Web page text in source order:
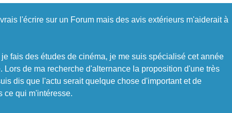
l'écrire sur un Forum mais des avis extérieurs m'aiderait à
fais des études de cinéma, je me suis spécialisé cet année
de ma recherche d'alternance la proposition d'une très
dis que l'actu serait quelque chose d'important et de
ce qui m'intéresse.